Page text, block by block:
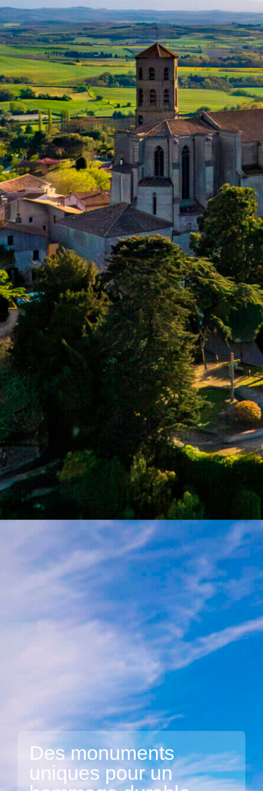
Des monuments
uniques pourun